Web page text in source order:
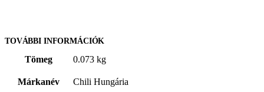
TOVÁBBI INFORMÁCIÓK
Tömeg 0.073 kg
Márkanév Chili Hungária